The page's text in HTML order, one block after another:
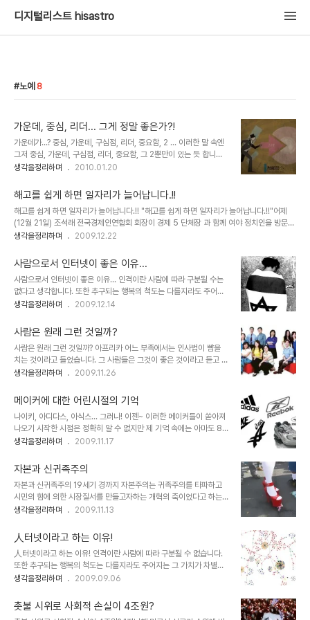
디지털리스트 hisastro
노예 8
가운데, 중심, 리더... 그게 정말 좋은가?!
가운데가...? 중심, 가운데, 구심점, 리더, 중요함, 2 ... 이러한 말 속엔
그저 중심, 가운데, 구심점, 리더, 중요함, 그 2뿐만이 있는 듯 합니다.
그것이 어떻게 존재하는지는 알 필요도 없고, 지금은 필요성을 느낄 능
들여 지고 있는지 모릅니다. 물론, 그것들 -중심,가운데, 구심점, 리더,
중요함, 2- 의 중요성을 부인코자 함은 아닙니다. 아니, 이미 그 이상
부각되어 더이상 추켜세울 수 없으리 만큼 올라가 있으므로... 꼭 그렇
게 할 필요는 없을 듯 하나... 다만, 핵심은 가운데 또는 중심, 리더가
아니라역할이라는 것을 말하고 싶은 겁니다. 과연 그 중심은 스스로 중
생각을정리하며 2010.01.20
해고를 쉽게 하면 일자리가 늘어납니다.!!
해고를 쉽게 하면 일자리가 늘어납니다.!! "해고를 쉽게 하면 일자리가 늘어납니다.!!"어제
(12월 21일) 조석래 전국경제인연합회 회장이 경제 5 단체장 과 함께 여야 정치인을 방문하
여 말했다는 발언 내용입니다. 정말로 그럴까요? 과연 해고를 쉽게 하면 일자리가 늘어날까
살아가는 대부분의 우리들은 스스로의 자화상에 대해 생각할 부분이 없지 않은 건 아닙니
다.-이 부분은 아래에서 잠시 언급하도록 하겠습니다.- 그러나 우리의 현실을 뒤돌아 볼 때
정말 이 말이 진정성이 담긴 말인지는 곱씹어 보게 됩니다. ▲ 우리나라의 재벌에 관한 서적
언젠가 숨겨진 우리의 근대사에 대한 책을 본 적이 있습니다.일제의 침략이 끝난..
생각을정리하며 2009.12.22
사람으로서 인터넷이 좋은 이유...
사람으로서 인터넷이 좋은 이유... 인격이란 사람에 따라 구분될 수는
없다고 생각합니다. 또한 추구되는 행복의 척도는 다를지라도 주어지
는 그 가치가 차별적이어서도 안된다고 봅니다. 설형 무언가 부족하고
로도 정당화될 수 없습니다. ▲ 역사의 순환... 아이러니라고 해야 할
까요? 나찌는 유태를 유태는 아랍을... 그 이유는 사람이란 환경적 요
인에 따라 달라질 수 있기 때문입니다. 물론, 저주와 같은 그 낙인이 당
연시 치부되는 현실은 현재를 살아가는 우리들의 자화상이라고도 할
수도 있겠지만... 가령, 이렇게 묻고 싶습니다. 가.난.하고 싶은사람?!!!
사람..
생각을정리하며 2009.12.14
사람은 원래 그런 것일까?
사람은 원래 그런 것일까? 아프리카 어느 부족에서는 인사법이 뺨을
치는 것이라고 들었습니다. 그 사람들은 그것이 좋은 것이라고 듣고 보
며 시간의 위로부터 현재까지 그렇게 이어져 그런 전통이 있는 그 곳에
언어에 따라 그 사람의 언어도 정해집니다. -해외 이민이나 입양을 가
지 않는 한- 학자들의 주장에 의하면 언어는 생각의 바탕이 된다고 합
니다. 그러니까 사람들은 자신이 사용하는 언어를 통해 생각을 하게 된
다는 것을 의미하기도 합니다. 또한 사람은 그 지역 또는 집안의 종교
에 따라 대부분은 그 종교를 믿게 됩니다. 그 속엔 의심 따위가 자리 잡
니다. ▲ 사람은 각자 환경에 따라..
생각을정리하며 2009.11.26
메이커에 대한 어린시절의 기억
나이키, 아디다스, 아식스... 그러나! 이젠~ 이러한 메이커들이 쏟아져
나오기 시작한 시점은 정확히 알 수 없지만 제 기억 속에는 아마도 86
아시안게임과 88올림픽이 유치된 시기 전후였던 것으로 남아 있습니
것 같고, 그즈음 좀 있는 집 아이들은 그렇게 메이커 제품들을 입고, 신
고 다녔던 기억이 납니다. 그리고 현재까지도 문제라고 하는 가짜 상품
-일명 짝퉁- 역시 그 시기에 맞추어 유통이 되기 시작했죠. 사회적으
로 문제가 될지는 모르겠습니다만, 제 어린 시절의 기억을 상기할 땐,
그 역할이 없지는 않은 듯하여.. 개인적으로는 그리 나쁘다는 생각이
뿐이니까요. 그런데,..
생각을정리하며 2009.11.17
자본과 신귀족주의
자본과 신귀족주의 19세기 경까지 자본주의는 귀족주의를 타파하고
시민의 힘에 의한 시장질서를 만들고자하는 개혁의 축이었다고 하는
데... 자본은 또다른 힘의 부조리로 변질되고 있음을 우리의 현실은 보
현상이고, 이야기 일지는 모르겠으나, 지금 우리들이 살아가고 있는
21세기는 재벌과 권력의 유착이라는 혼맥지도
(http://blog.naver.com/hyoungwk?
Redirect=Log&logNo=10018230331)를 거론하지 않더라도
새로운 귀족이 형성되어 있으며, 또한 그에 따르는 생존을 갈구해야만
실입니다. 사람이 아닌 돈에 의해서... 권력에 치우쳐 돈을 좌우하던 ..
생각을정리하며 2009.11.13
人터넷이라고 하는 이유!
人터넷이라고 하는 이유! 인격이란 사람에 따라 구분될 수 없습니다.
또한 추구되는 행복의 척도는 다를지라도 주어지는 그 가치가 차별적
이어서도 안됩니다. 설형 무언가 부족하고 못되 보일지언정 그 사람의
람이란 환경적 요인에 따라 달라질 수 있기 때문입니다. 어쩌면, 저주
와 같은 그 낙인이 당연시 치부되고 있음은 현재를 살아가는 우리의 자
생각을정리하며 2009.09.06
촛불 시위로 사회적 손실이 4조원?